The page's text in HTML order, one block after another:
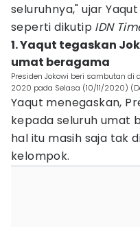
seluruhnya," ujar
seperti dikutip IDN
1. Yaqut tegaskan
umat beragama
Presiden Jokowi beri sambutan di
2020 pada Selasa (10/11/2020)
Yaqut menegaskan,
kepada seluruh umat
hal itu masih saja tak
kelompok.